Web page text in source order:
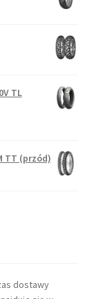
TL
TT (przód)
dostawy